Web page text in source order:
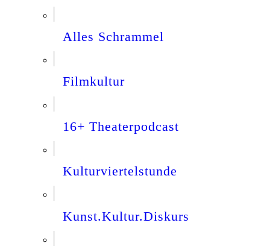
Alles Schrammel
Filmkultur
16+ Theaterpodcast
Kulturviertelstunde
Kunst.Kultur.Diskurs